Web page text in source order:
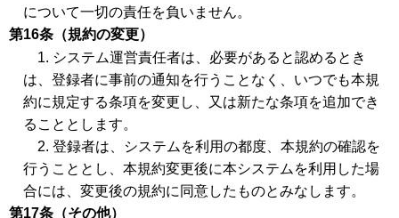
について一切の責任を負いません。
第16条（規約の変更）
1. システム運営責任者は、必要があると認めるとき
は、登録者に事前の通知を行うことなく、いつでも本規
約に規定する条項を変更し、又は新たな条項を追加でき
ることとします。
2. 登録者は、システムを利用の都度、本規約の確認を
行うこととし、本規約変更後に本システムを利用した場
合には、変更後の規約に同意したものとみなします。
第17条（その他）